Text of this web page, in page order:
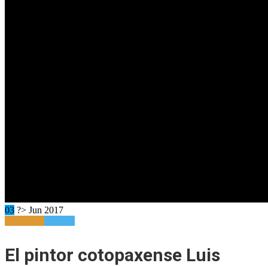
03 ?> Jun 2017
El pintor cotopaxense Luis